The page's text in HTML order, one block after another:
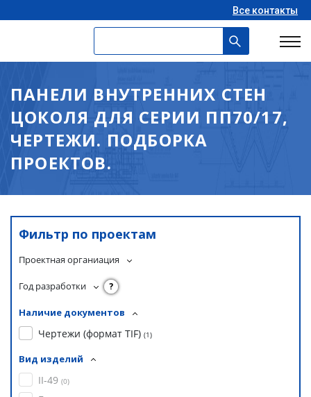
Все контакты
ПАНЕЛИ ВНУТРЕННИХ СТЕН
ЦОКОЛЯ ДЛЯ СЕРИИ ПП70/17,
ЧЕРТЕЖИ. ПОДБОРКА
ПРОЕКТОВ.
Фильтр по проектам
Проектная органиация
Год разработки ?
Наличие документов
Чертежи (формат TIF) (1)
Вид изделий
II-49 (0)